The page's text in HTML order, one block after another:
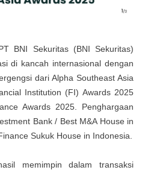
BNI Sekuritas (BNI Sekuritas)
di kancah internasional dengan
dari Alpha Southeast Asia
Institution (FI) Awards 2025
Awards 2025. Penghargaan
Bank / Best M&A House in
Sukuk House in Indonesia.
memimpin dalam transaksi